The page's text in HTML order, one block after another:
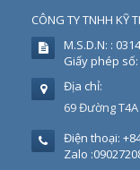
CÔNG TY TNHH KỸ
M.S.D.N: :
Giấy phép
Địa chỉ:
69 Đường
Điện thoại:
Zalo